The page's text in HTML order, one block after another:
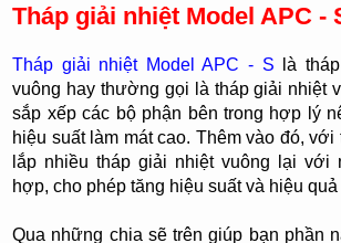
Tháp giải nhiệt Model APC -
Tháp giải nhiệt Model APC - S là
vuông hay thường gọi là tháp giải nhiệt
sắp xếp các bộ phận bên trong hợp lý
hiệu suất làm mát cao. Thêm vào đó, với
lắp nhiều tháp giải nhiệt vuông lại với
hợp, cho phép tăng hiệu suất và hiệu quả
Qua những chia sẽ trên giúp bạn phần